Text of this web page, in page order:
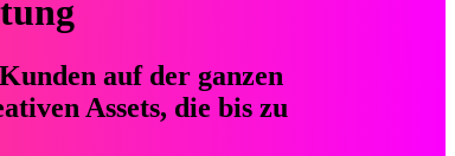
auf der ganzen
Assets, die bis zu